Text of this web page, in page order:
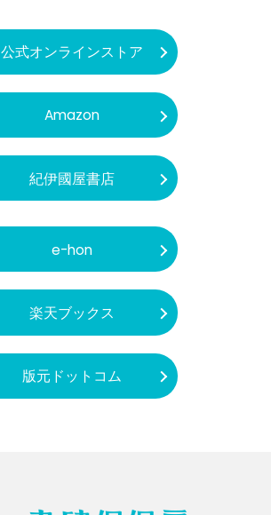
公式オンラインストア
Amazon
紀伊國屋書店
e-hon
楽天ブックス
版元ドットコム